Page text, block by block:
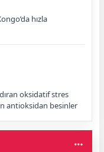
hızla
oksidatif stres
antioksidan besinler